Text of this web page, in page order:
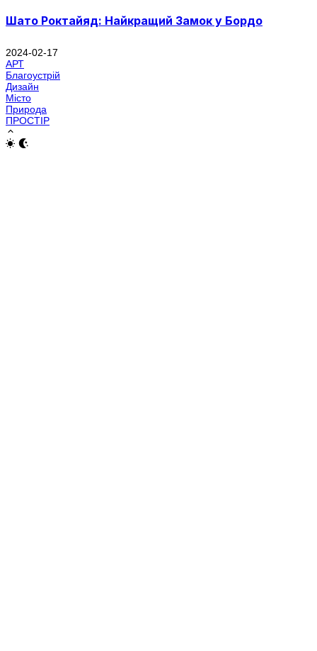
Шато Роктайяд: Найкращий Замок у Бордо
2024-02-17
АРТ
Благоустрій
Дизайн
Місто
Природа
ПРОСТІР